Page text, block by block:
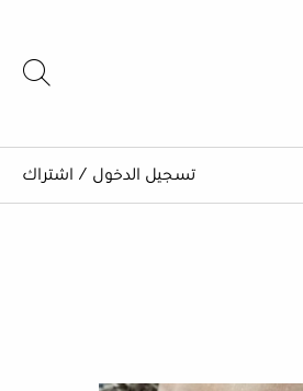
تسجيل الدخول / اشتراك